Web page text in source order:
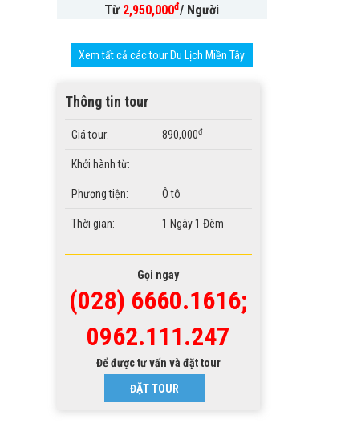
Từ 2,950,000đ/ Người
Xem tất cả các tour Du Lịch Miền Tây
Thông tin tour
Giá tour: 890,000đ
Khởi hành từ:
Phương tiện: Ô tô
Thời gian: 1 Ngày 1 Đêm
Gọi ngay
(028) 6660.1616;
0962.111.247
Để được tư vấn và đặt tour
ĐẶT TOUR